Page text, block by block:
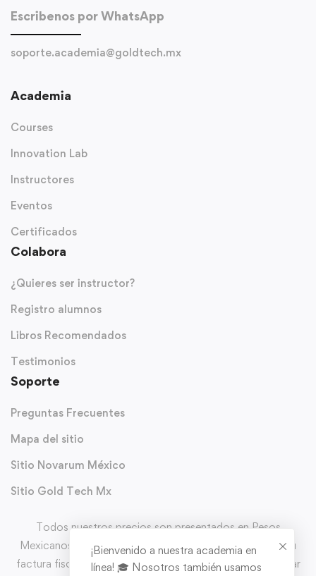
Escribenos por WhatsApp
soporte.academia@goldtech.mx
Academia
Courses
Innovation Lab
Instructores
Eventos
Certificados
Colabora
¿Quieres ser instructor?
Registro alumnos
Libros Recomendados
Testimonios
Soporte
Preguntas Frecuentes
Mapa del sitio
Sitio Novarum México
Sitio Gold Tech Mx
Todos nuestros precios son presentados en Pesos
Mexicanos (MXN) y con IVA incluido. Puedes solicitar tu
factura fiscal directo en el carrito de comprar al completar
¡Bienvenido a nuestra academia en
línea! 🎓 Nosotros también usamos